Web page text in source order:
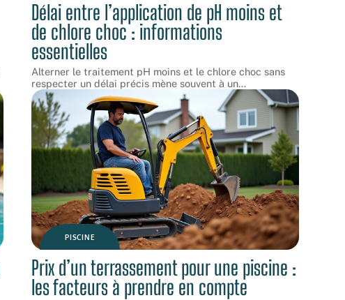
Délai entre l’application de pH moins et
de chlore choc : informations
essentielles
Alterner le traitement pH moins et le chlore choc sans
respecter un délai précis mène souvent à un…
PISCINE
Prix d’un terrassement pour une piscine :
les facteurs à prendre en compte